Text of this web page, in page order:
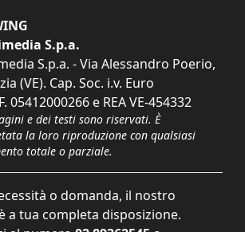
S.p.a.
S.p.a. - Via Alessandro Poerio,
(VE). Cap. Soc. i.v. Euro
05412000266 e REA VE-454332
e dei testi sono riservati. È
la loro riproduzione con qualsiasi
totale o parziale.
o domanda, il nostro
a tua completa disposizione.